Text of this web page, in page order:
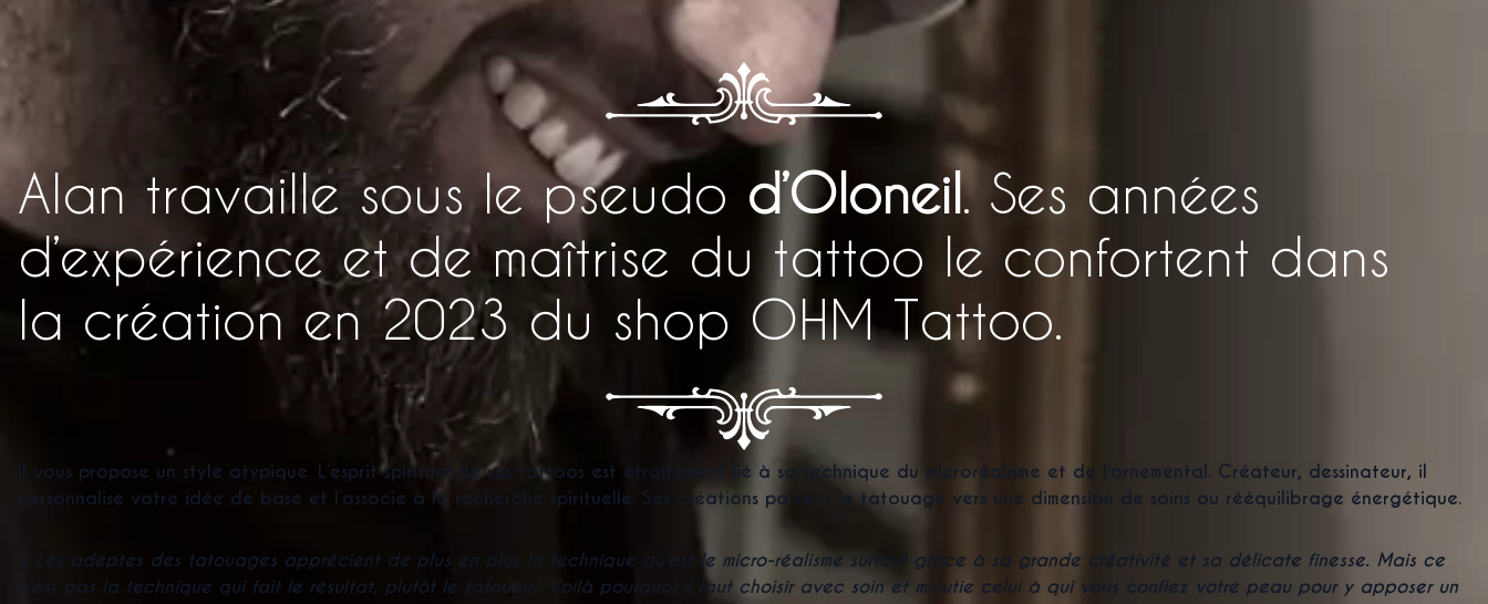
Alan travaille sous le pseudo d’Oloneil. Ses années
d’expérience et de maîtrise du tattoo le confortent dans
la création en 2023 du shop OHM Tattoo.
Il vous propose un style atypique. L’esprit spirituel de ses tattoos est étroitement lié à sa technique du microréalisme et de l’ornemental. Créateur, dessinateur, il
personnalise votre idée de base et l’associe à la recherche spirituelle. Ses créations portent le tatouage vers une dimension de soins ou rééquilibrage énergétique.
« Les adeptes des tatouages apprécient de plus en plus la technique qu’est le micro-réalisme surtout grâce à sa grande créativité et sa délicate finesse. Mais ce
n’est pas la technique qui fait le résultat, plutôt le tatoueur. Voilà pourquoi il faut choisir avec soin et minutie celui à qui vous confiez votre peau pour y apposer un